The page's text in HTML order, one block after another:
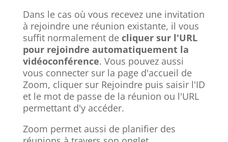
Dans le cas où vous recevez une invitation
à rejoindre une réunion existante, il vous
suffit normalement de cliquer sur l'URL
pour rejoindre automatiquement la
vidéoconférence. Vous pouvez aussi
vous connecter sur la page d'accueil de
Zoom, cliquer sur Rejoindre puis saisir l'ID
et le mot de passe de la réunion ou l'URL
permettant d'y accéder.
Zoom permet aussi de planifier des